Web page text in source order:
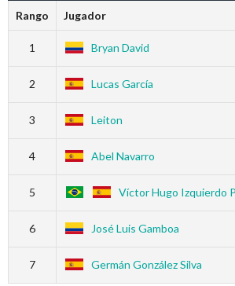
Rango Jugador
1 Bryan David
2 Lucas García
3 Leiton
4 Abel Navarro
5 Víctor Hugo Izquierdo
6 José Luis Gamboa
7 Germán González Silva